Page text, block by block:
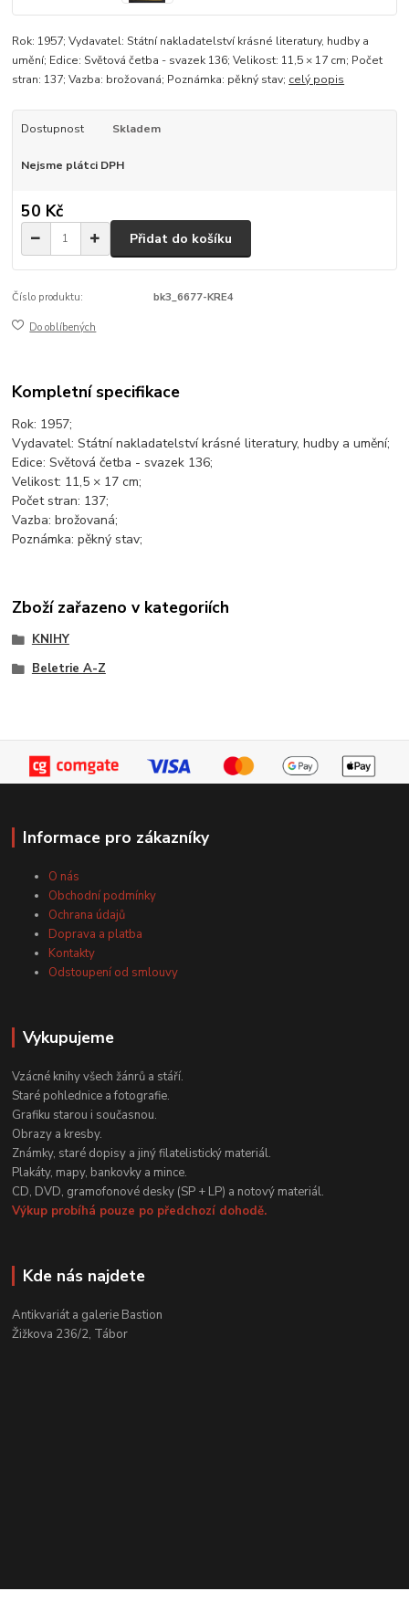
Rok: 1957; Vydavatel: Státní nakladatelství krásné literatury, hudby a
umění; Edice: Světová četba - svazek 136; Velikost: 11,5 × 17 cm; Počet
stran: 137; Vazba: brožovaná; Poznámka: pěkný stav; celý popis
Dostupnost Skladem
Nejsme plátci DPH
50 Kč
Přidat do košíku
Číslo produktu: bk3_6677-KRE4
Do oblíbených
Kompletní specifikace
Rok: 1957;
Vydavatel: Státní nakladatelství krásné literatury, hudby a umění;
Edice: Světová četba - svazek 136;
Velikost: 11,5 × 17 cm;
Počet stran: 137;
Vazba: brožovaná;
Poznámka: pěkný stav;
Zboží zařazeno v kategoriích
KNIHY
Beletrie A-Z
Informace pro zákazníky
O nás
Obchodní podmínky
Ochrana údajů
Doprava a platba
Kontakty
Odstoupení od smlouvy
Vykupujeme
Vzácné knihy všech žánrů a stáří.
Staré pohlednice a fotografie.
Grafiku starou i současnou.
Obrazy a kresby.
Známky, staré dopisy a jiný filatelistický materiál.
Plakáty, mapy, bankovky a mince.
CD, DVD, gramofonové desky (SP + LP) a notový materiál.
Výkup probíhá pouze po předchozí dohodě.
Kde nás najdete
Antikvariát a galerie Bastion
Žižkova 236/2, Tábor